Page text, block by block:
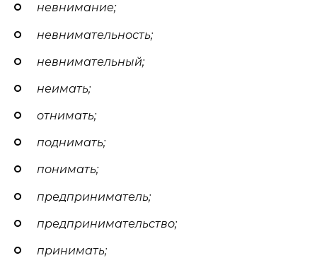
невнимание;
невнимательность;
невнимательный;
неимать;
отнимать;
поднимать;
понимать;
предприниматель;
предпринимательство;
принимать;